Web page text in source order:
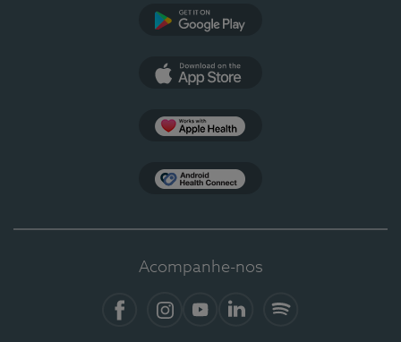
Acompanhe-nos